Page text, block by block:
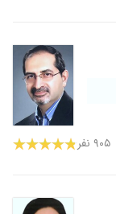
۹۰۵ نفر